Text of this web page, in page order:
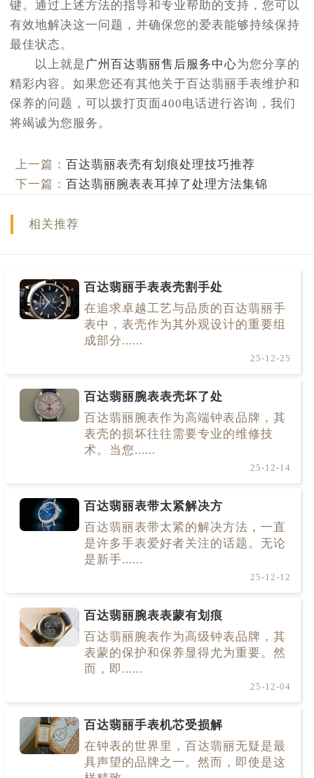
键。通过上述方法的指导和专业帮助的支持，您可以
有效地解决这一问题，并确保您的爱表能够持续保持
最佳状态。
以上就是 广州百达翡丽售后服务中心为您分享的
精彩内容。如果您还有其他关于百达翡丽手表维护和
保养的问题，可以拨打页面400电话进行咨询，我们
将竭诚为您服务。
上一篇： 百达翡丽表壳有划痕处理技巧推荐
下一篇： 百达翡丽腕表表耳掉了处理方法集锦
相关推荐
百达翡丽手表表壳割手处
在追求卓越工艺与品质的百达翡丽手
表中，表壳作为其外观设计的重要组
成部分......
25-12-25
百达翡丽腕表表壳坏了处
百达翡丽腕表作为高端钟表品牌，其
表壳的损坏往往需要专业的维修技
术。当您......
25-12-14
百达翡丽表带太紧解决方
百达翡丽表带太紧的解决方法，一直
是许多手表爱好者关注的话题。无论
是新手......
25-12-12
百达翡丽腕表表蒙有划痕
百达翡丽腕表作为高级钟表品牌，其
表蒙的保护和保养显得尤为重要。然
而，即......
25-12-04
百达翡丽手表机芯受损解
在钟表的世界里，百达翡丽无疑是最
具声望的品牌之一。然而，即使是这